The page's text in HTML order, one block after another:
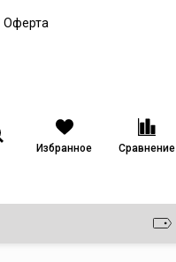
Оферта
Избранное Сравнение